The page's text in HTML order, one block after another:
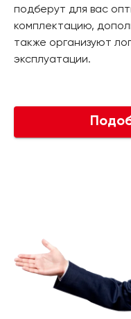
подберут для вас
комплектацию,
также организуют
эксплуатации.